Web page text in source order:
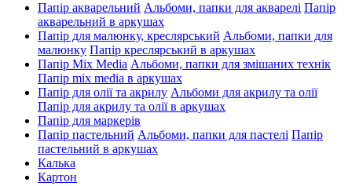
Папір акварельний Альбоми, папки для акварелі Папір
акварельний в аркушах
Папір для малюнку, креслярський Альбоми, папки для
малюнку Папір креслярський в аркушах
Папір Mix Media Альбоми, папки для змішаних технік
Папір mix media в аркушах
Папір для олії та акрилу Альбоми для акрилу та олії
Папір для акрилу та олії в аркушах
Папір для маркерів
Папір пастельний Альбоми, папки для пастелі Папір
пастельний в аркушах
Калька
Картон